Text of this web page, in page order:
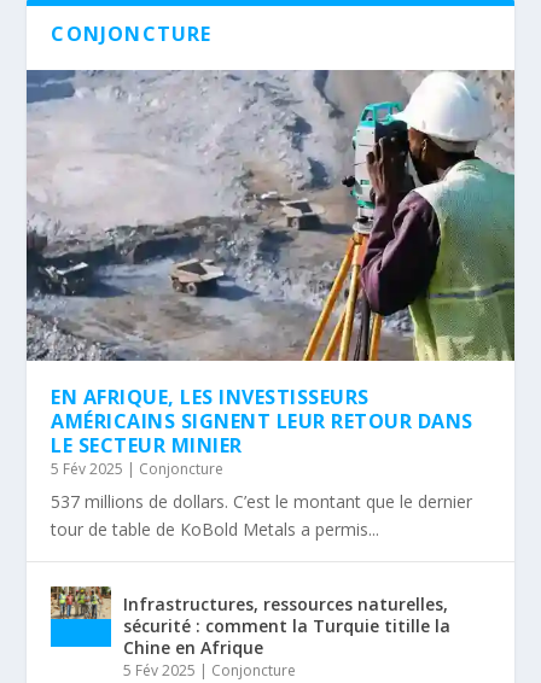
CONJONCTURE
EN AFRIQUE, LES INVESTISSEURS
AMÉRICAINS SIGNENT LEUR RETOUR DANS
LE SECTEUR MINIER
5 Fév 2025 Conjoncture
537 millions de dollars. C’est le montant que le dernier
tour de table de KoBold Metals a permis...
Infrastructures, ressources naturelles,
sécurité : comment la Turquie titille la
Chine en Afrique
5 Fév 2025 Conjoncture